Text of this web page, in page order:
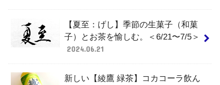
【夏至：げし】季節の生菓子（和菓
子）とお茶を愉しむ。＜6/21〜7/5＞
2024.06.21
新しい【綾鷹 緑茶】コカコーラ飲ん